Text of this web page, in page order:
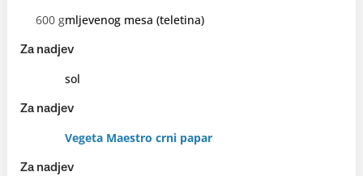
600 gmljevenog mesa (teletina)
Za nadjev
sol
Za nadjev
Vegeta Maestro crni papar
Za nadjev